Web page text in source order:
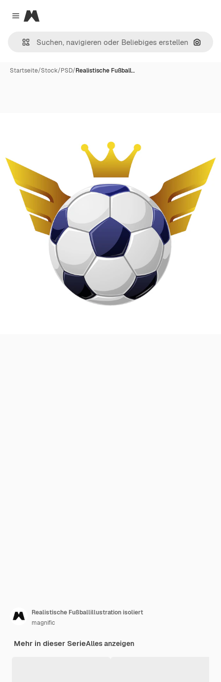
Close menu
Magnific
Nach
Startseite/Stock/PSD/Realistische Fußball…
Realistische Fußballillustration isoliert
magnific
Mehr in dieser SerieAlles anzeigen